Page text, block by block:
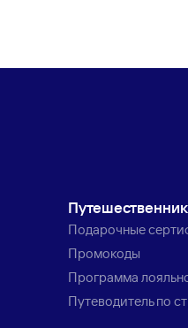
Подарочные
Промокоды
Программа
Путеводитель по